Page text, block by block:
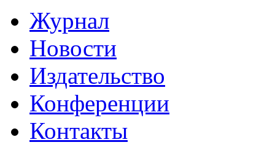
Журнал
Новости
Издательство
Конференции
Контакты